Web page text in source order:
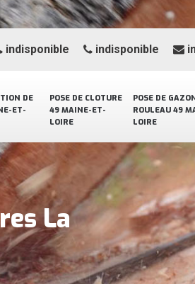
DE
ET-
POSE DE CLOTURE
49 MAINE-ET-
LOIRE
POSE DE
ROULEAU 49
LOIRE
indisponible indisponible
La